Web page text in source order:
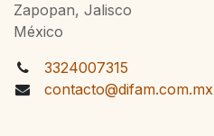
Zapopan, Jalisco
México
3324007315
contacto@difam.com.mx